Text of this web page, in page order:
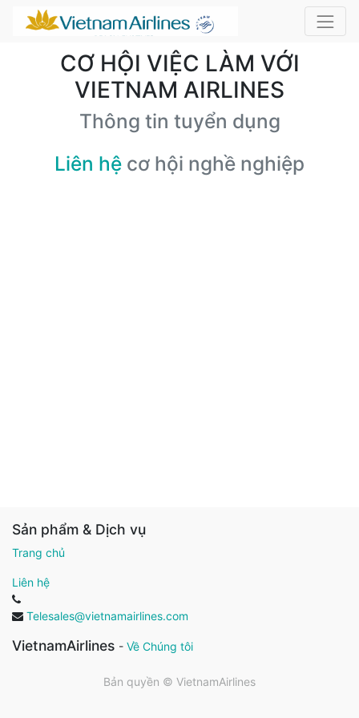
CƠ HỘI VIỆC LÀM VỚI
VIETNAM AIRLINES
Thông tin tuyển dụng
Liên hệ cơ hội nghề nghiệp
Sản phẩm & Dịch vụ
Trang chủ
Liên hệ
Telesales@vietnamairlines.com
VietnamAirlines - Về Chúng tôi
Bản quyền © VietnamAirlines